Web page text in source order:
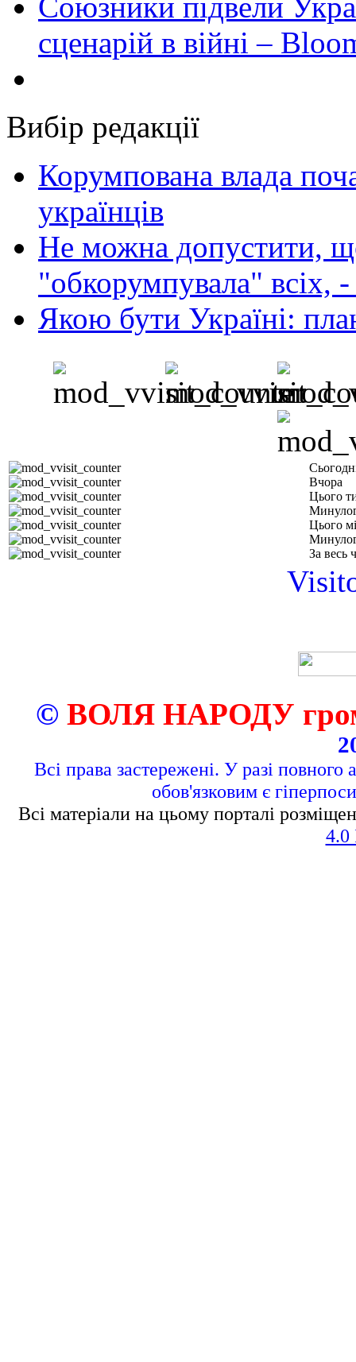
сценарій в війні –
Вибір редакції
Корумпована влада
українців
Не можна допустити,
"обкорумпувала" всіх,
Якою бути Україні:
Вчора
Цього
Цього
За весь
© ВОЛЯ НАРОДУ
Всі права застережені. У разі повного
обов'язковим є
Всі матеріали на цьому порталі
4.0